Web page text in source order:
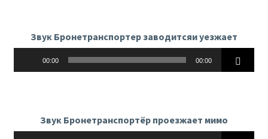
Звук Бронетранспортер заводитсяи уезжает
00:00 00:00
Звук Бронетранспортёр проезжает мимо